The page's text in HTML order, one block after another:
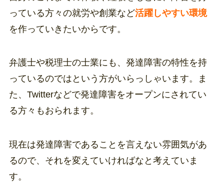
っている方々の就労や創業など活躍しやすい環境
を作っていきたいからです。
弁護士や税理士の士業にも、発達障害の特性を持
っているのではという方がいらっしゃいます。ま
た、Twitterなどで発達障害をオープンにされてい
る方々もおられます。
現在は発達障害であることを言えない雰囲気があ
るので、それを変えていければなと考えていま
す。